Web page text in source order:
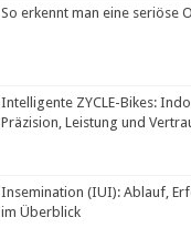
So erkennt man eine seriöse
Intelligente ZYCLE-Bikes:
Präzision, Leistung und
Insemination (IUI): Ablauf,
im Überblick